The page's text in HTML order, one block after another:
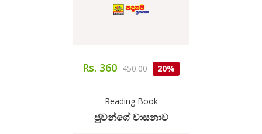
Rs. 360 450.00 20%
Reading Book
ජුවන්ගේ වාසනාව